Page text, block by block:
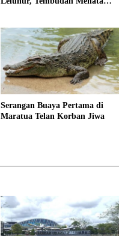
Serangan Buaya Pertama di
Maratua Telan Korban Jiwa